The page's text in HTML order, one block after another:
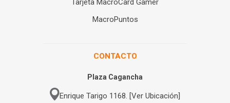
Tarjeta MacroCard Gamer
MacroPuntos
CONTACTO
Plaza Cagancha
Enrique Tarigo 1168. [Ver Ubicación]